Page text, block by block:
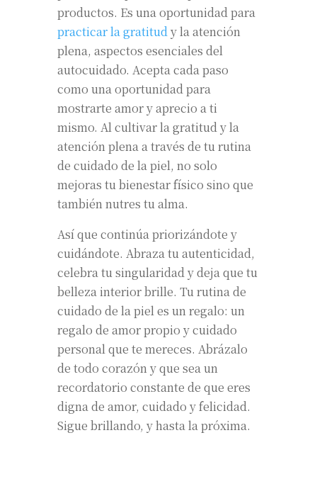
productos. Es una oportunidad para
practicar la gratitudy la atención
plena, aspectos esenciales del
autocuidado. Acepta cada paso
como una oportunidad para
mostrarte amor y aprecio a ti
mismo. Al cultivar la gratitud y la
atención plena a través de tu rutina
de cuidado de la piel, no solo
mejoras tu bienestar físico sino que
también nutres tu alma.
Así que continúa priorizándote y
cuidándote. Abraza tu autenticidad,
celebra tu singularidad y deja que tu
belleza interior brille. Tu rutina de
cuidado de la piel es un regalo: un
regalo de amor propio y cuidado
personal que te mereces. Abrázalo
de todo corazón y que sea un
recordatorio constante de que eres
digna de amor, cuidado y felicidad.
Sigue brillando, y hasta la próxima.